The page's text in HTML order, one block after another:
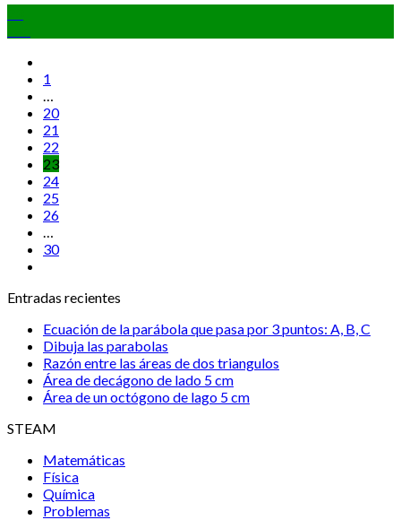
1
…
20
21
22
23
24
25
26
…
30
Entradas recientes
Ecuación de la parábola que pasa por 3 puntos: A, B, C
Dibuja las parabolas
Razón entre las áreas de dos triangulos
Área de decágono de lado 5 cm
Área de un octógono de lago 5 cm
STEAM
Matemáticas
Física
Química
Problemas